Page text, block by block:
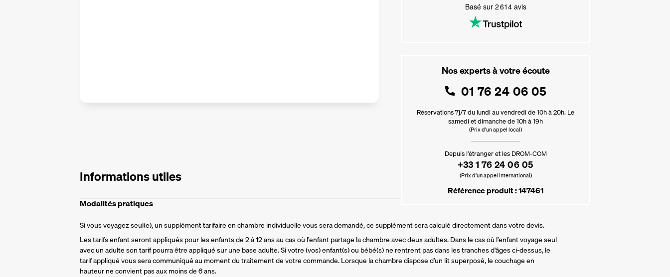
Basé sur 2 614avis
Nos experts à votre écoute
01 76 24 06 05
Réservations 7j/7 du lundi au vendredi de 10h à 20h. Le
samedi et dimanche de 10h à 19h
(Prix d'un appel local)
Depuis l’étranger et les DROM-COM
+33 1 76 24 06 05
(Prix d’un appel international)
Référence produit : 147461
Informations utiles
Modalités pratiques
Si vous voyagez seul(e), un supplément tarifaire en chambre individuelle vous sera demandé, ce supplément sera calculé directement dans votre devis.
Les tarifs enfant seront appliqués pour les enfants de 2 à 12 ans au cas où l’enfant partage la chambre avec deux adultes. Dans le cas où l’enfant voyage seul
avec un adulte son tarif pourra être appliqué sur une base adulte. Si votre (vos) enfant(s) ou bébé(s) ne rentrent pas dans les tranches d'âges ci-dessus, le
tarif appliqué vous sera communiqué au moment du traitement de votre commande. Lorsque la chambre dispose d’un lit superposé, le couchage en
hauteur ne convient pas aux moins de 6 ans.